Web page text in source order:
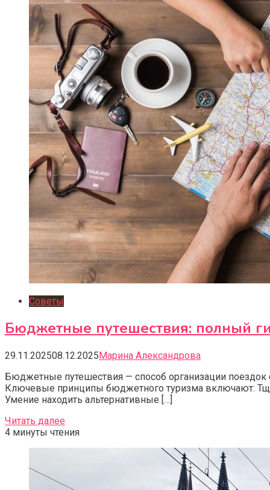
Советы
Бюджетные путешествия: полный
29.11.202508.12.2025 Марина Александрова
Бюджетные путешествия — способ организации
Ключевые принципы бюджетного туризма включают:
Умение находить альтернативные […]
Читать далее
4 минуты чтения